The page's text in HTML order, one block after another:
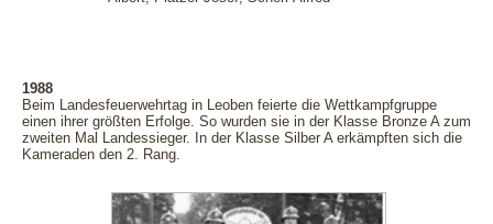
1988
Beim Landesfeuerwehrtag in Leoben feierte die Wettkampfgruppe
einen ihrer größten Erfolge. So wurden sie in der Klasse Bronze A zum
zweiten Mal Landessieger. In der Klasse Silber A erkämpften sich die
Kameraden den 2. Rang.